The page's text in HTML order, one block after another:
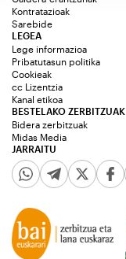
Kontratazioak
Sarebide
JARRAITU
LEGEA
Lege informazioa
Pribatutasun politika
Cookieak
cc Lizentzia
Kanal etikoa
BESTELAKO ZERBITZUAK
Bidera zerbitzuak
Midas Media